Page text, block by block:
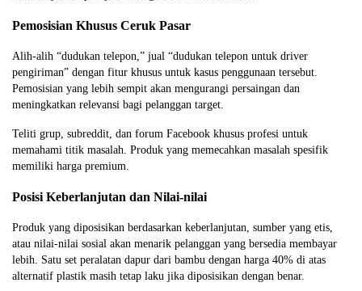
Pemosisian Khusus Ceruk Pasar
Alih-alih “dudukan telepon,” jual “dudukan telepon untuk driver
pengiriman” dengan fitur khusus untuk kasus penggunaan tersebut.
Pemosisian yang lebih sempit akan mengurangi persaingan dan
meningkatkan relevansi bagi pelanggan target.
Teliti grup, subreddit, dan forum Facebook khusus profesi untuk
memahami titik masalah. Produk yang memecahkan masalah spesifik
memiliki harga premium.
Posisi Keberlanjutan dan Nilai-nilai
Produk yang diposisikan berdasarkan keberlanjutan, sumber yang etis,
atau nilai-nilai sosial akan menarik pelanggan yang bersedia membayar
lebih. Satu set peralatan dapur dari bambu dengan harga 40% di atas
alternatif plastik masih tetap laku jika diposisikan dengan benar.